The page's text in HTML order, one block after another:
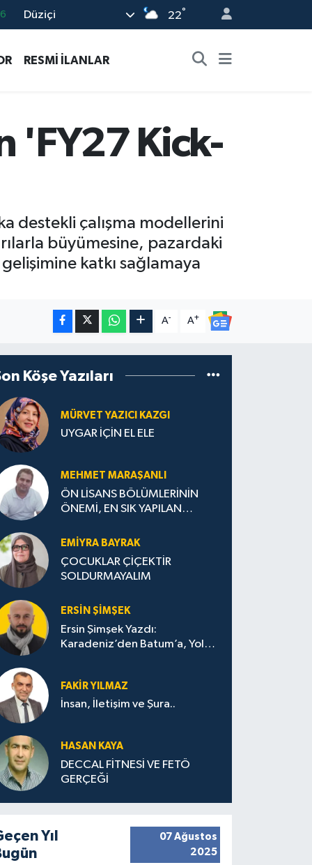
Düziçi 22°
RESMİ İLANLAR
'FY27 Kick-
destekli çalışma modellerini
büyümesine, pazardaki
katkı sağlamaya
A- A+
Köşe Yazıları
MÜRVET YAZICI KAZGI
UYGAR İÇİN EL ELE
MEHMET MARAŞANLI
ÖN LİSANS BÖLÜMLERİNİN
ÖNEMİ, EN SIK YAPILAN
STRATEJİLERİ
EMIYRA BAYRAK
ÇOCUKLAR ÇİÇEKTİR
SOLDURMAYALIM
ERSIN ŞIMŞEK
Ersin Şimşek Yazdı:
Karadeniz’den Batum’a, Yolun
FAKIR YILMAZ
İnsan, İletişim ve Şura..
HASAN KAYA
DECCAL FİTNESİ VE FETÖ
GERÇEĞİ
Yıl
07 Ağustos
2025